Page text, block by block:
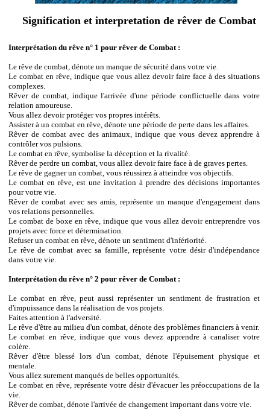
Signification et interpretation de rêver de Combat
Interprétation du rêve n° 1 pour rêver de Combat :
Le rêve de combat, dénote un manque de sécurité dans votre vie.
Le combat en rêve, indique que vous allez devoir faire face à des situations
complexes.
Rêver de combat, indique l'arrivée d'une période conflictuelle dans votre
relation amoureuse.
Vous allez devoir protéger vos propres intérêts.
Assister à un combat en rêve, dénote une période de perte dans les affaires.
Rêver de combat avec des animaux, indique que vous devez apprendre à
contrôler vos pulsions.
Le combat en rêve, symbolise la déception et la rivalité.
Rêver de perdre un combat, vous allez devoir faire face à de graves pertes.
Le rêve de gagner un combat, vous réussirez à atteindre vos objectifs.
Le combat en rêve, est une invitation à prendre des décisions importantes
pour votre vie.
Rêver de combat avec ses amis, représente un manque d'engagement dans
vos relations personnelles.
Le combat de boxe en rêve, indique que vous allez devoir entreprendre vos
projets avec force et détermination.
Refuser un combat en rêve, dénote un sentiment d'infériorité.
Le rêve de combat avec sa famille, représente votre désir d'indépendance
dans votre vie.
Interprétation du rêve n° 2 pour rêver de Combat :
Le combat en rêve, peut aussi représenter un sentiment de frustration et
d'impuissance dans la réalisation de vos projets.
Faites attention à l'adversité.
Le rêve d'être au milieu d'un combat, dénote des problèmes financiers à venir.
Le combat en rêve, indique que vous devez apprendre à canaliser votre
colère.
Rêver d'être blessé lors d'un combat, dénote l'épuisement physique et
mentale.
Vous allez surement manqués de belles opportunités.
Le combat en rêve, représente votre désir d'évacuer les préoccupations de la
vie.
Rêver de combat, dénote l'arrivée de changement important dans votre vie.